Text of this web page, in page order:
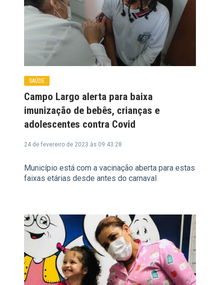
SAÚDE
Campo Largo alerta para baixa
imunização de bebês, crianças e
adolescentes contra Covid
24 de fevereiro de 2023 às 09:43:28
Município está com a vacinação aberta para estas
faixas etárias desde antes do carnaval